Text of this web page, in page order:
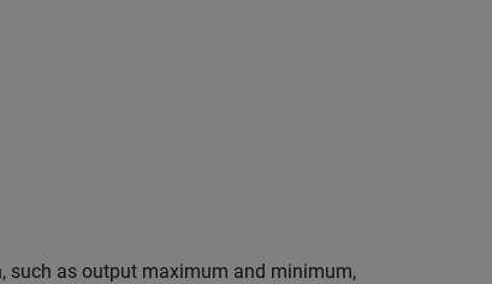
such as output maximum and minimum,